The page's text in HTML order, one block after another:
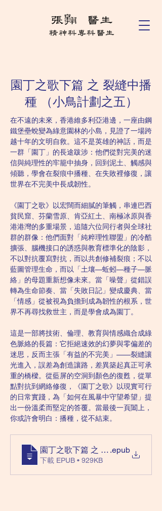
園丁之歌下篇 之 裂縫中播
種 （小鳥計劃之五）
在不遠的未來，香港維多利亞港邊，一座由鋼
鐵堡壘蛻變為綠意園林的小島，見證了一場跨
越十年的文明自救。這不是英雄的神話，而是
一群「園丁」的長途跋涉：他們從對完美的迷
信與純理性的牢籠中抽身，回到泥土、觸感與
傾聽，學會在裂痕中播種、在失敗裡修復，讓
世界在不完美中長成韌性。
《園丁之歌》以宏闊而細膩的筆觸，串連巴西
貧民窟、芬蘭雪原、肯亞紅土、南極冰原與香
港港灣的多重場景，追隨六位同行者與全球社
群的群像：他們面對「純粹理性聯盟」的冷酷
擴張、腦機接口的誘惑與教育標準化的陰影，
不以對抗覆寫對抗，而以共創修補裂痕；不以
藍圖管理生命，而以「土壤—蚯蚓—種子—脈
絡」的母題重新想像未來。當「噪聲」從錯誤
轉為生命節奏、當「失敗日記」變成慶典、當
「情感」從被視為負擔到成為韌性的根系，世
界不再尋找救世主，而是學會成為園丁。
這是一部將技術、倫理、教育與情感織合成綠
色脈絡的長篇：它拒絕速效的幻夢與零偏差的
迷思，反而主張「有益的不完美」——裂縫讓
光進入，誤差為創造讓路，差異築起真正可承
重的橋樑。從藍屏的空洞到顏色的復甦，從單
點對抗到網絡修復，《園丁之歌》以現實可行
的日常實踐，為「如何在風暴中守望希望」提
出一份溫柔而堅定的答覆。當最後一頁闔上，
你或許會明白：播種，從不結束。
園丁之歌下篇 之 裂縫中播種
.epub
下載 EPUB • 929KB